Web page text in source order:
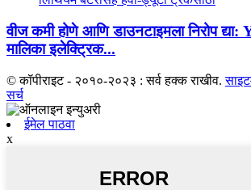
वीज कमी होणे आणि डाउनटाइमला निरोप
मालिका इलेक्ट्रिक...
© कॉपीराइट - २०१०-२०२३ : सर्व हक्क राखीव.
सर्च
ईमेल पाठवा
x